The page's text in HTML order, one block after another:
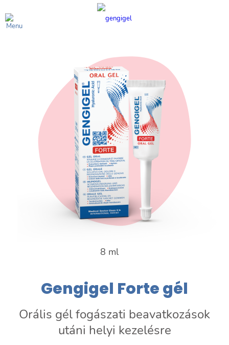
8 ml
Gengigel Forte gél
Orális gél fogászati beavatkozások
utáni helyi kezelésre